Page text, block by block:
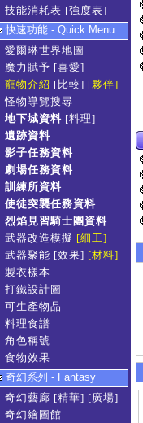
技能消耗表 [強度表]
快速功能 - Quick Menu
愛爾琳世界地圖
魔力賦予 [喜愛]
寵物介紹 [比較] [夥伴]
怪物導覽搜尋
地下城資料 [料理]
遺跡資料
影子任務資料
劇場任務資料
訓練所資料
使徒突襲任務資料
烈焰見習騎士團資料
武器改造模擬 [細工]
武器聚能 [效果] [材料]
製衣樣本
打鐵設計圖
可生產物品
料理食譜
角色稱號
食物效果
奇幻系列 - Fantasy
奇幻藝廊 [精華] [廣場]
奇幻繪圖館